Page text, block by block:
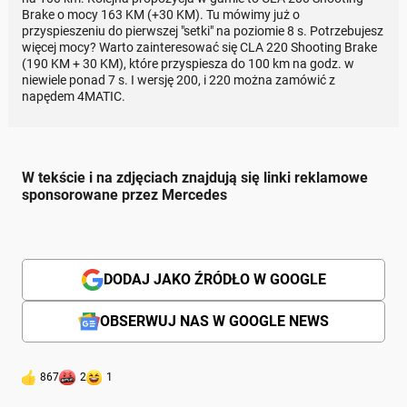
Brake o mocy 163 KM (+30 KM). Tu mówimy już o
przyspieszeniu do pierwszej "setki" na poziomie 8 s. Potrzebujesz
więcej mocy? Warto zainteresować się CLA 220 Shooting Brake
(190 KM + 30 KM), które przyspiesza do 100 km na godz. w
niewiele ponad 7 s. I wersję 200, i 220 można zamówić z
napędem 4MATIC.
W tekście i na zdjęciach znajdują się linki reklamowe
sponsorowane przez Mercedes
DODAJ JAKO ŹRÓDŁO W GOOGLE
OBSERWUJ NAS W GOOGLE NEWS
867 2 1